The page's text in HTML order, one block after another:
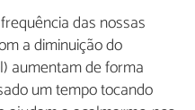
das nossas
a diminuição do
aumentam de forma
um tempo tocando